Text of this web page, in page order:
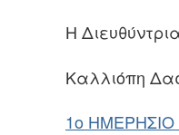
Η
Καλλιόπη
1ο ΗΜΕΡΗΣΙΟ